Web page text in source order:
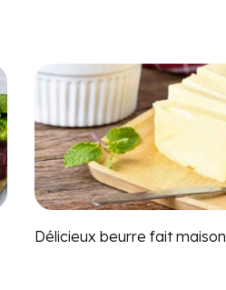
Délicieux beurre fait maison